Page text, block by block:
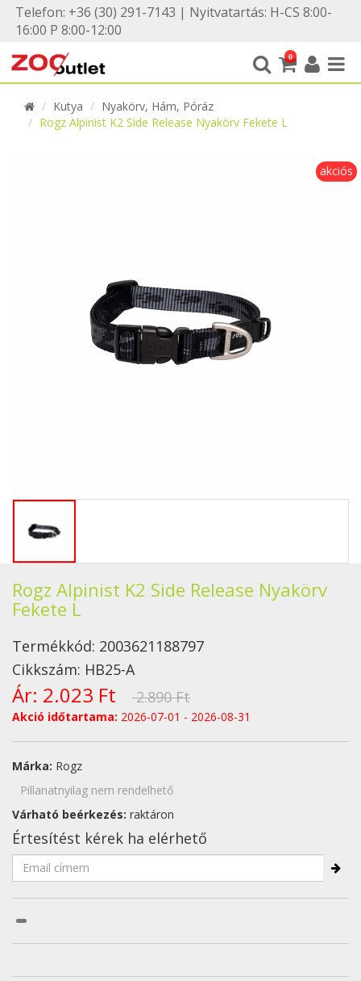
Telefon: +36 (30) 291-7143 | Nyitvatartás: H-CS 8:00-
16:00 P 8:00-12:00
0
Kutya
Nyakörv, Hám, Póráz
Rogz Alpinist K2 Side Release Nyakörv Fekete L
akciós
Rogz Alpinist K2 Side Release Nyakörv
Fekete L
Termékkód: 2003621188797
Cikkszám: HB25-A
Ár: 2.023 Ft 2.890 Ft
Akció időtartama: 2026-07-01 - 2026-08-31
Márka: Rogz
Pillanatnyilag nem rendelhető
Várható beérkezés: raktáron
Értesítést kérek ha elérhető